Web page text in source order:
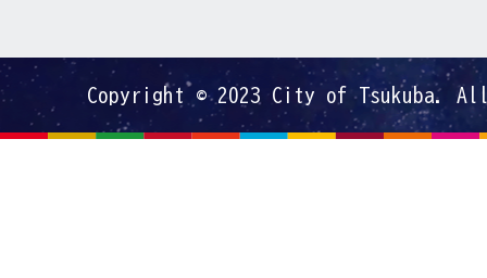
Copyright © 2023 City of Tsukuba.